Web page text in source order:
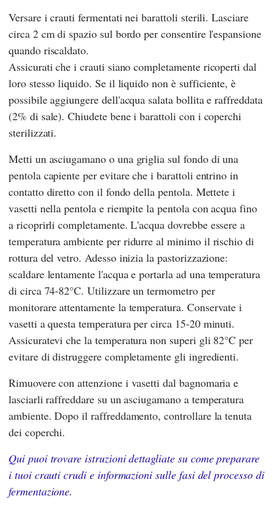
Versare i crauti fermentati nei barattoli sterili. Lasciare
circa 2 cm di spazio sul bordo per consentire l'espansione
quando riscaldato.
Assicurati che i crauti siano completamente ricoperti dal
loro stesso liquido. Se il liquido non è sufficiente, è
possibile aggiungere dell'acqua salata bollita e raffreddata
(2% di sale). Chiudete bene i barattoli con i coperchi
sterilizzati.
Metti un asciugamano o una griglia sul fondo di una
pentola capiente per evitare che i barattoli entrino in
contatto diretto con il fondo della pentola. Mettete i
vasetti nella pentola e riempite la pentola con acqua fino
a ricoprirli completamente. L'acqua dovrebbe essere a
temperatura ambiente per ridurre al minimo il rischio di
rottura del vetro. Adesso inizia la pastorizzazione:
scaldare lentamente l'acqua e portarla ad una temperatura
di circa 74-82°C. Utilizzare un termometro per
monitorare attentamente la temperatura. Conservate i
vasetti a questa temperatura per circa 15-20 minuti.
Assicuratevi che la temperatura non superi gli 82°C per
evitare di distruggere completamente gli ingredienti.
Rimuovere con attenzione i vasetti dal bagnomaria e
lasciarli raffreddare su un asciugamano a temperatura
ambiente. Dopo il raffreddamento, controllare la tenuta
dei coperchi.
Qui puoi trovare istruzioni dettagliate su come preparare
i tuoi crauti crudi e informazioni sulle fasi del processo di
fermentazione.